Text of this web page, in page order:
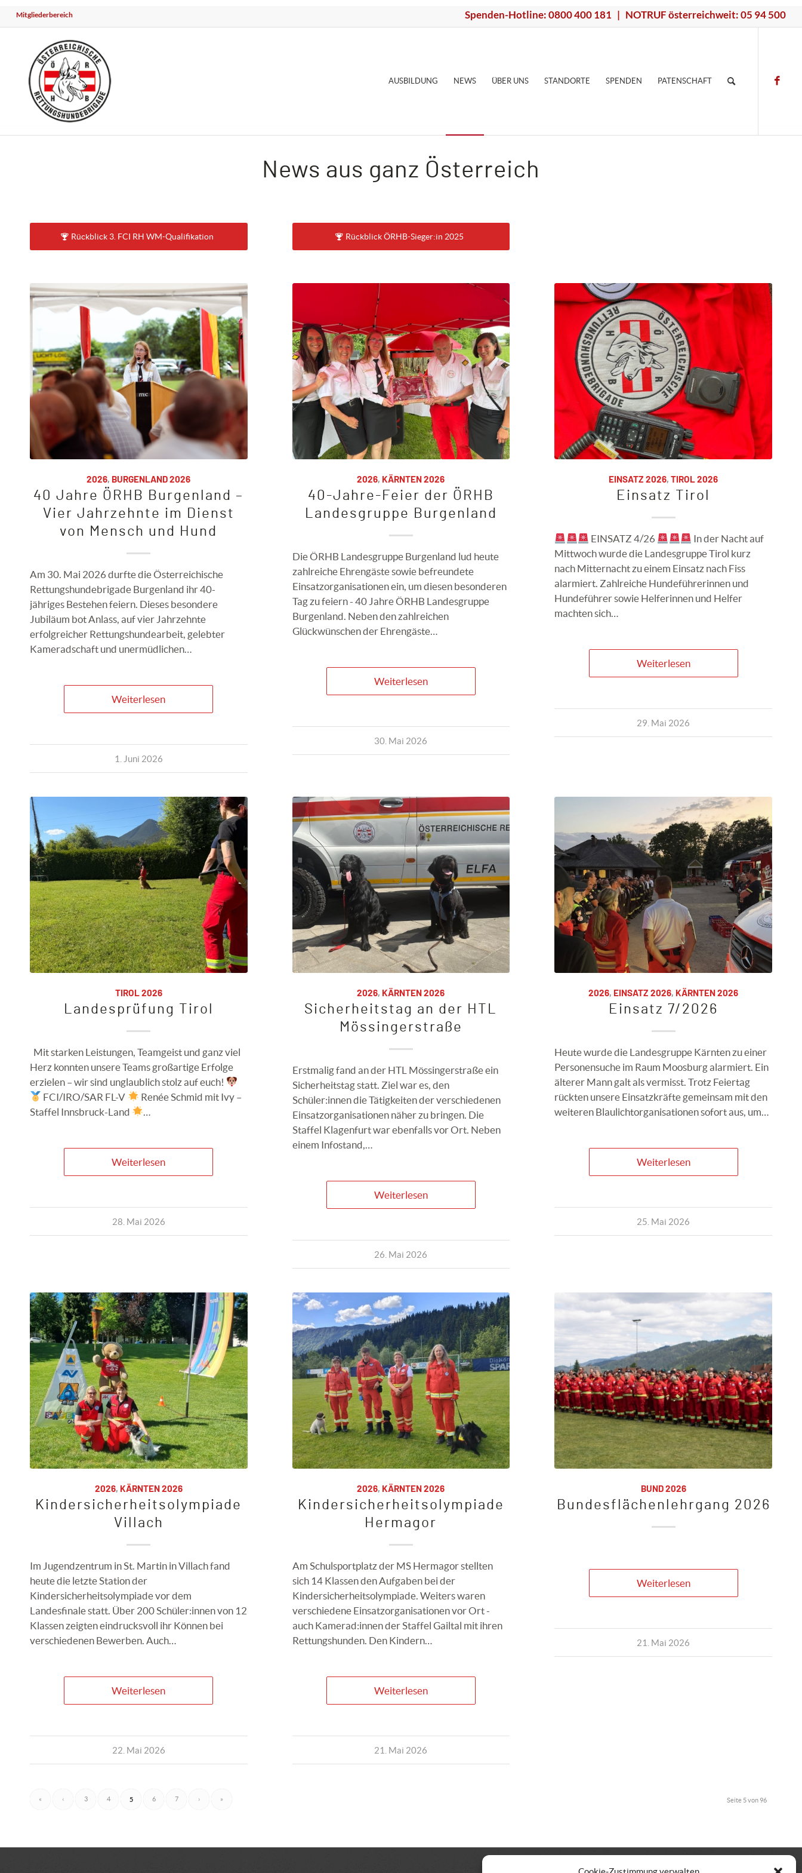
Mitgliederbereich Spenden-Hotline: 0800 400 181 | NOTRUF österreichweit: 05 94 500
AUSBILDUNG NEWS ÜBER UNS STANDORTE SPENDEN PATENSCHAFT
News aus ganz Österreich
Rückblick 3. FCI RH WM-Qualifikation Rückblick ÖRHB-Sieger:in 2025
2026, BURGENLAND 2026
40 Jahre ÖRHB Burgenland –
Vier Jahrzehnte im Dienst
von Mensch und Hund
Am 30. Mai 2026 durfte die Österreichische
Rettungshundebrigade Burgenland ihr 40-
jähriges Bestehen feiern. Dieses besondere
Jubiläum bot Anlass, auf vier Jahrzehnte
erfolgreicher Rettungshundearbeit, gelebter
Kameradschaft und unermüdlichen…
Weiterlesen
1. Juni 2026
2026, KÄRNTEN 2026
40-Jahre-Feier der ÖRHB
Landesgruppe Burgenland
Die ÖRHB Landesgruppe Burgenland lud heute
zahlreiche Ehrengäste sowie befreundete
Einsatzorganisationen ein, um diesen besonderen
Tag zu feiern - 40 Jahre ÖRHB Landesgruppe
Burgenland. Neben den zahlreichen
Glückwünschen der Ehrengäste…
Weiterlesen
30. Mai 2026
EINSATZ 2026,TIROL 2026
Einsatz Tirol
EINSATZ 4/26
In der Nacht auf
Mittwoch wurde die Landesgruppe Tirol kurz
nach Mitternacht zu einem Einsatz nach Fiss
alarmiert. Zahlreiche Hundeführerinnen und
Hundeführer sowie Helferinnen und Helfer
machten sich…
Weiterlesen
29. Mai 2026
TIROL 2026
Landesprüfung Tirol
Mit starken Leistungen, Teamgeist und ganz viel
Herz konnten unsere Teams großartige Erfolge
erzielen – wir sind unglaublich stolz auf euch!
FCI/IRO/SAR FL-V
Renée Schmid mit Ivy –
Staffel Innsbruck-Land
Weiterlesen
28. Mai 2026
2026, KÄRNTEN 2026
Sicherheitstag an der HTL
Mössingerstraße
Erstmalig fand an der HTL Mössingerstraße ein
Sicherheitstag statt. Ziel war es, den
Schüler:innen die Tätigkeiten der verschiedenen
Einsatzorganisationen näher zu bringen. Die
Staffel Klagenfurt war ebenfalls vor Ort. Neben
einem Infostand,…
Weiterlesen
26. Mai 2026
2026, EINSATZ 2026, KÄRNTEN 2026
Einsatz 7/2026
Heute wurde die Landesgruppe Kärnten zu einer
Personensuche im Raum Moosburg alarmiert. Ein
älterer Mann galt als vermisst. Trotz Feiertag
rückten unsere Einsatzkräfte gemeinsam mit den
weiteren Blaulichtorganisationen sofort aus, um…
Weiterlesen
25. Mai 2026
2026, KÄRNTEN 2026
Kindersicherheitsolympiade
Villach
Im Jugendzentrum in St. Martin in Villach fand
heute die letzte Station der
Kindersicherheitsolympiade vor dem
Landesfinale statt. Über 200 Schüler:innen von 12
Klassen zeigten eindrucksvoll ihr Können bei
verschiedenen Bewerben. Auch…
Weiterlesen
22. Mai 2026
2026, KÄRNTEN 2026
Kindersicherheitsolympiade
Hermagor
Am Schulsportplatz der MS Hermagor stellten
sich 14 Klassen den Aufgaben bei der
Kindersicherheitsolympiade. Weiters waren
verschiedene Einsatzorganisationen vor Ort -
auch Kamerad:innen der Staffel Gailtal mit ihren
Rettungshunden. Den Kindern…
Weiterlesen
21. Mai 2026
BUND 2026
Bundesflächenlehrgang 2026
Weiterlesen
21. Mai 2026
Seite 5 von 96
« ‹ 3 4 5 6 7 › »